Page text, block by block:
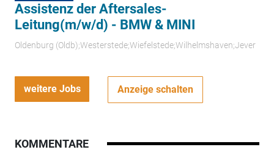
Assistenz der Aftersales-
Leitung(m/w/d) - BMW & MINI
Oldenburg (Oldb);Westerstede;Wiefelstede;Wilhelmshaven;Jever
weitere Jobs Anzeige schalten
KOMMENTARE